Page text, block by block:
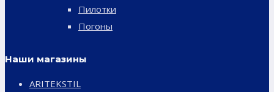
Пилотки
Погоны
Наши магазины
ARITEKSTIL